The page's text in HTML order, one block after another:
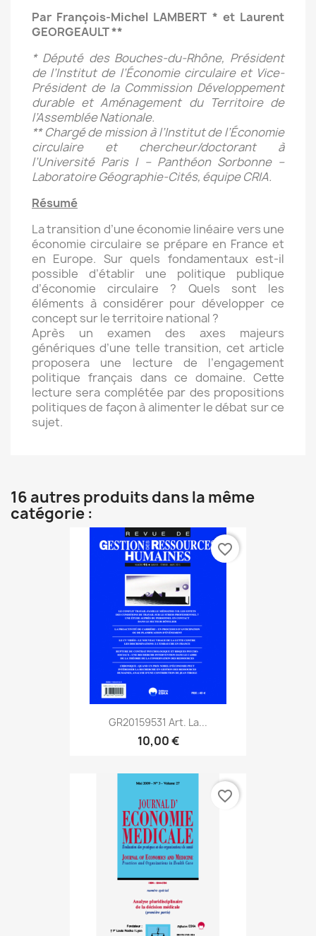
Par François-Michel LAMBERT * et Laurent
GEORGEAULT **
* Député des Bouches-du-Rhône, Président
de l’Institut de l’Économie circulaire et Vice-
Président de la Commission Développement
durable et Aménagement du Territoire de
l’Assemblée Nationale.
** Chargé de mission à l’Institut de l’Économie
circulaire et chercheur/doctorant à
l’Université Paris I – Panthéon Sorbonne –
Laboratoire Géographie-Cités, équipe CRIA.
Résumé
La transition d’une économie linéaire vers une
économie circulaire se prépare en France et
en Europe. Sur quels fondamentaux est-il
possible d’établir une politique publique
d’économie circulaire ? Quels sont les
éléments à considérer pour développer ce
concept sur le territoire national ?
Après un examen des axes majeurs
génériques d’une telle transition, cet article
proposera une lecture de l’engagement
politique français dans ce domaine. Cette
lecture sera complétée par des propositions
politiques de façon à alimenter le débat sur ce
sujet.
16 autres produits dans la même
catégorie :
GR20159531 Art. La...
10,00 €
favorite_border
favorite_border